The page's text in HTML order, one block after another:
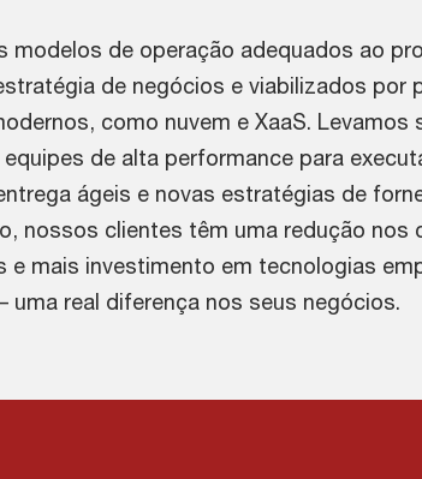
modelos de operação adequados ao
de negócios e viabilizados por
como nuvem e XaaS. Levamos
de alta performance para
ágeis e novas estratégias de
nossos clientes têm uma redução nos
e mais investimento em tecnologias
uma real diferença nos seus negócios.